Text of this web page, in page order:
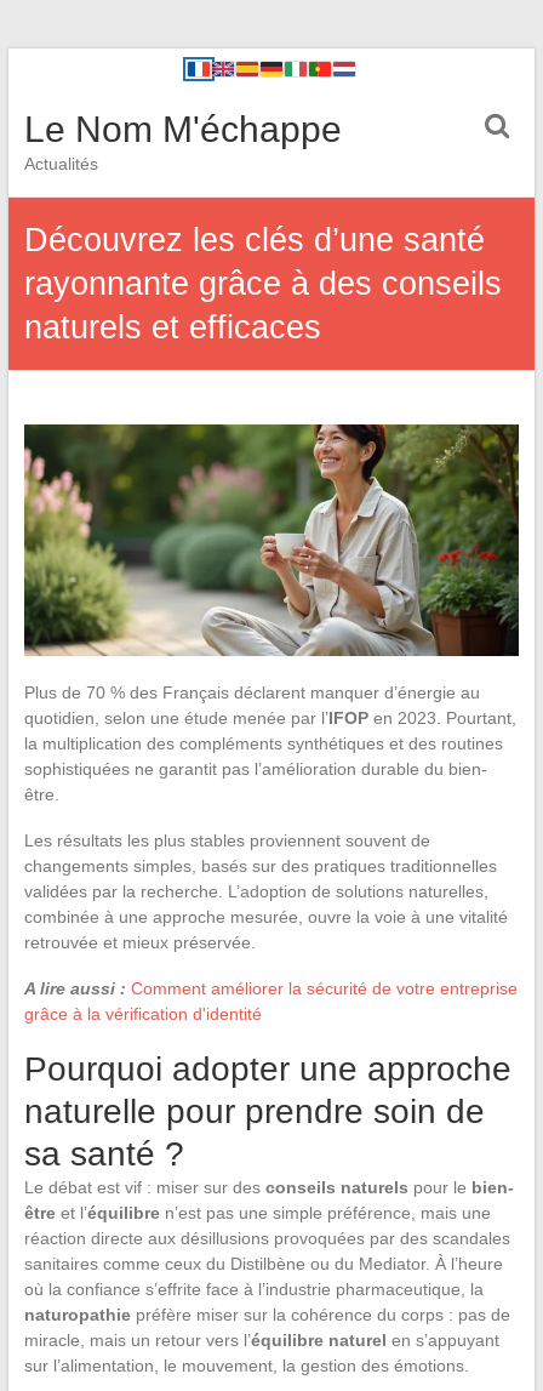
Le Nom M'échappe
Actualités
Découvrez les clés d’une santé
rayonnante grâce à des conseils
naturels et efficaces
Plus de 70 % des Français déclarent manquer d’énergie au
quotidien, selon une étude menée par l’IFOPen 2023. Pourtant,
la multiplication des compléments synthétiques et des routines
sophistiquées ne garantit pas l’amélioration durable du bien-
être.
Les résultats les plus stables proviennent souvent de
changements simples, basés sur des pratiques traditionnelles
validées par la recherche. L’adoption de solutions naturelles,
combinée à une approche mesurée, ouvre la voie à une vitalité
retrouvée et mieux préservée.
A lire aussi : Comment améliorer la sécurité de votre entreprise
grâce à la vérification d'identité
Pourquoi adopter une approche
naturelle pour prendre soin de
sa santé ?
Le débat est vif : miser sur des conseils naturels pour le bien-
êtreet l’équilibren’est pas une simple préférence, mais une
réaction directe aux désillusions provoquées par des scandales
sanitaires comme ceux du Distilbène ou du Mediator. À l’heure
où la confiance s’effrite face à l’industrie pharmaceutique, la
naturopathiepréfère miser sur la cohérence du corps : pas de
miracle, mais un retour vers l’équilibre naturel en s’appuyant
sur l’alimentation, le mouvement, la gestion des émotions.